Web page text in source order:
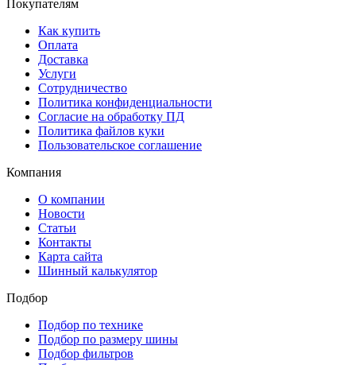
Покупателям
Как купить
Оплата
Доставка
Услуги
Сотрудничество
Политика конфиденциальности
Согласие на обработку ПД
Политика файлов куки
Пользовательское соглашение
Компания
О компании
Новости
Статьи
Контакты
Карта сайта
Шинный калькулятор
Подбор
Подбор по технике
Подбор по размеру шины
Подбор фильтров